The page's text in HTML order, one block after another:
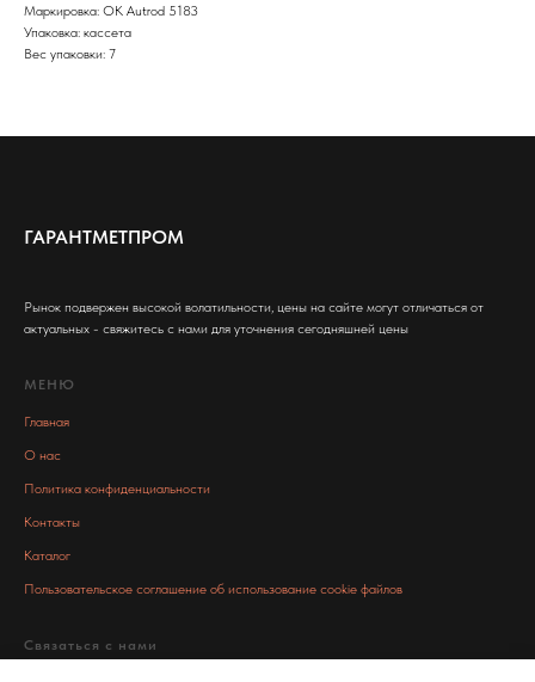
Маркировка: OK Autrod 5183
Упаковка: кассета
Вес упаковки: 7
ГАРАНТМЕТПРОМ
Рынок подвержен высокой волатильности, цены на сайте могут отличаться от
актуальных - свяжитесь с нами для уточнения сегодняшней цены
МЕНЮ
Главная
О нас
Политика конфиденциальности
Контакты
Каталог
Пользовательское соглашение об использование cookie файлов
Связаться с нами